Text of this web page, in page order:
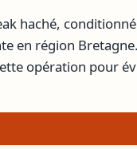
haché,
en région
opération pour